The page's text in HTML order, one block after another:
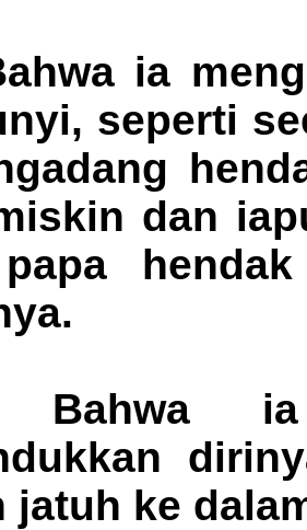
ia
seperti
dan
Bahwa ia
jatuh ke